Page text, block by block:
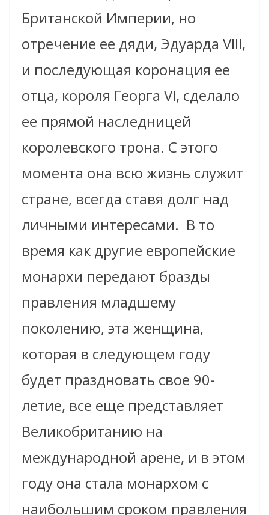
Британской Империи, но
отречение ее дяди, Эдуарда VIII,
и последующая коронация ее
отца, короля Георга VI, сделало
ее прямой наследницей
королевского трона. С этого
момента она всю жизнь служит
стране, всегда ставя долг над
личными интересами. В то
время как другие европейские
монархи передают бразды
правления младшему
поколению, эта женщина,
которая в следующем году
будет праздновать свое 90-
летие, все еще представляет
Великобританию на
международной арене, и в этом
году она стала монархом с
наибольшим сроком правления